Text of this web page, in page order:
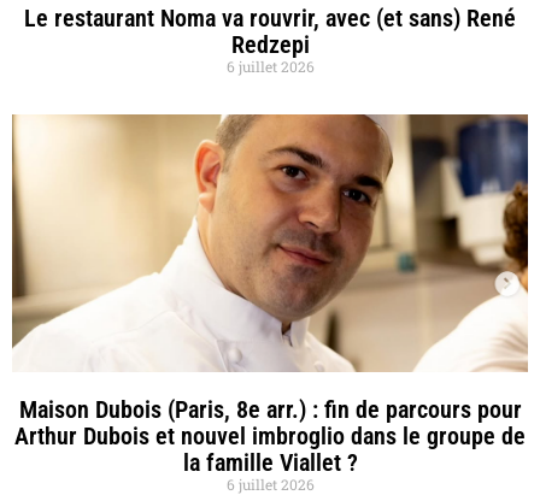
Le restaurant Noma va rouvrir, avec (et sans) René
Redzepi
6 juillet 2026
Maison Dubois (Paris, 8e arr.) : fin de parcours pour
Arthur Dubois et nouvel imbroglio dans le groupe de
la famille Viallet ?
6 juillet 2026